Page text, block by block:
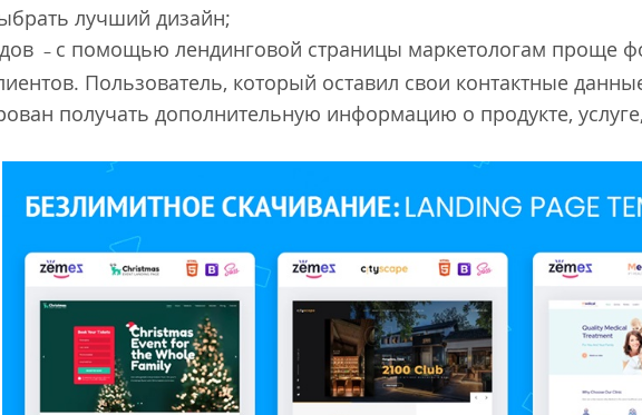
лучший дизайн;
– с помощью лендинговой страницы маркетологам проще
Пользователь, который оставил свои контактные
получать дополнительную информацию о продукте,